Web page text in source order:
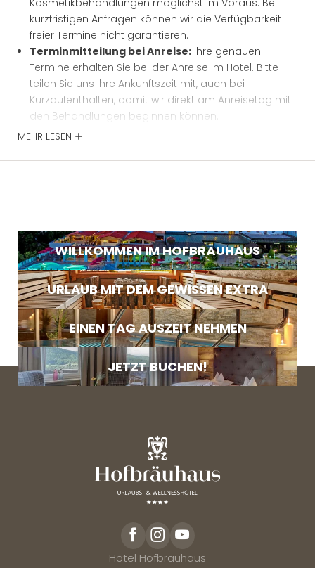
kurzfristigen Anfragen können wir die Verfügbarkeit
freier Termine nicht garantieren.
Terminmitteilung bei Anreise:Ihre genauen
Termine erhalten Sie bei der Anreise im Hotel. Bitte
teilen Sie uns Ihre Ankunftszeit mit, auch bei
Kurzaufenthalten, damit wir direkt am Anreisetag mit
den Behandlungen beginnen können.
Stornierung:
uns vor, 70 % des Behandlungspreises in Rechnung
Schwangerschaft oder relevante Erkrankungen.
Kontaktdaten:Damit wir Sie bei Rückfragen
erreichen können, geben Sie uns bitte Ihre
Telefonnummer oder E-Mail-Adresse an.
MEHR LESEN
WILLKOMMEN IM HOFBRÄUHAUS
URLAUB MIT DEM GEWISSEN EXTRA
EINEN TAG AUSZEIT NEHMEN
JETZT BUCHEN!
Hotel Hofbräuhaus
* Pflichtfelder
JETZT ANMELDEN